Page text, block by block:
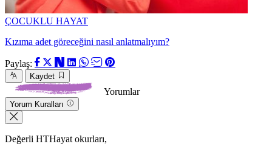
ÇOCUKLU HAYAT
Kızıma adet göreceğini nasıl anlatmalıyım?
Paylaş:
Kaydet
Yorumlar
Yorum Kuralları
Değerli HTHayat okurları,